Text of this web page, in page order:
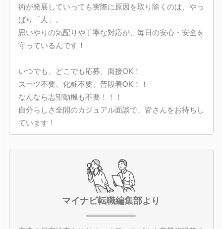
術が発展していっても実際に原因を取り除くのは、やっ
ぱり「人」。
思いやりの気配りや丁寧な対応が、毎日の安心・安全を
守っているんです！
いつでも、どこでも応募、面接OK！
スーツ不要、化粧不要、普段着OK！！
なんなら志望動機も不要！！！
自分らしさ全開のカジュアル面談で、皆さんをお待ちし
ています！
マイナビ転職編集部より